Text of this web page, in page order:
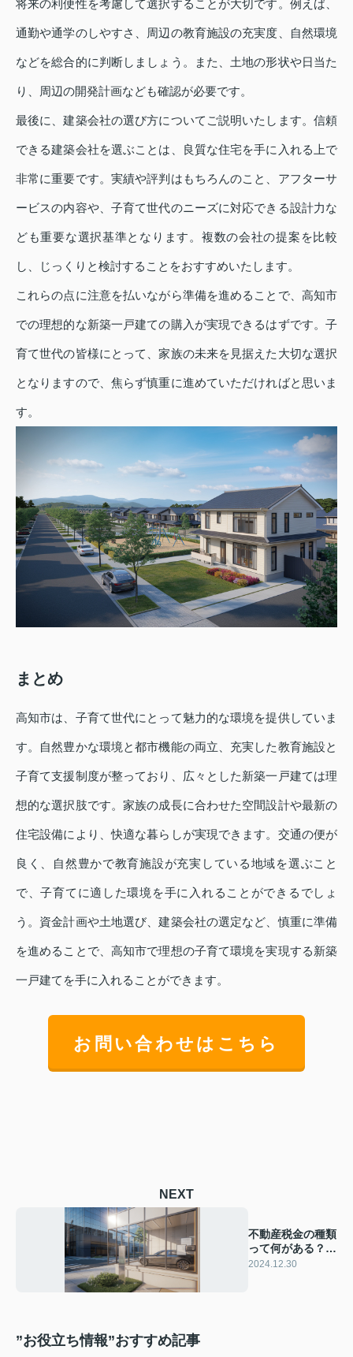
将来の利便性を考慮して選択することが大切です。例えば、
通勤や通学のしやすさ、周辺の教育施設の充実度、自然環境
などを総合的に判断しましょう。また、土地の形状や日当た
り、周辺の開発計画なども確認が必要です。
最後に、建築会社の選び方についてご説明いたします。信頼
できる建築会社を選ぶことは、良質な住宅を手に入れる上で
非常に重要です。実績や評判はもちろんのこと、アフターサ
ービスの内容や、子育て世代のニーズに対応できる設計力な
ども重要な選択基準となります。複数の会社の提案を比較
し、じっくりと検討することをおすすめいたします。
これらの点に注意を払いながら準備を進めることで、高知市
での理想的な新築一戸建ての購入が実現できるはずです。子
育て世代の皆様にとって、家族の未来を見据えた大切な選択
となりますので、焦らず慎重に進めていただければと思いま
す。
まとめ
高知市は、子育て世代にとって魅力的な環境を提供していま
す。自然豊かな環境と都市機能の両立、充実した教育施設と
子育て支援制度が整っており、広々とした新築一戸建ては理
想的な選択肢です。家族の成長に合わせた空間設計や最新の
住宅設備により、快適な暮らしが実現できます。交通の便が
良く、自然豊かで教育施設が充実している地域を選ぶこと
で、子育てに適した環境を手に入れることができるでしょ
う。資金計画や土地選び、建築会社の選定など、慎重に準備
を進めることで、高知市で理想の子育て環境を実現する新築
一戸建てを手に入れることができます。
お問い合わせはこちら
NEXT
不動産税金の種類
って何がある？
取得税と登録免許
2024.12.30
”お役立ち情報”おすすめ記事